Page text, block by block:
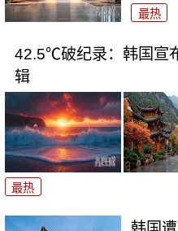
最热
42.5℃破纪录：韩国宣
辑
最热